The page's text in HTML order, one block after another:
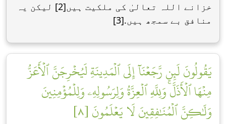
خزانے اللہ تعالیٰ کی ملکیت ہیں[2] لیکن یہ
منافق بے سمجھ ہیں.[3]
يَقُولُونَ لَئِن رَّجَعۡنَآ إِلَى ٱلۡمَدِينَةِ لَيُخۡرِجَنَّ ٱلۡأَعَزُّ
مِنۡهَا ٱلۡأَذَلَّۚ وَلِلَّهِ ٱلۡعِزَّةُ وَلِرَسُولِهِۦ وَلِلۡمُؤۡمِنِينَ
وَلَٰكِنَّ ٱلۡمُنَٰفِقِينَ لَا يَعۡلَمُونَ [٨]